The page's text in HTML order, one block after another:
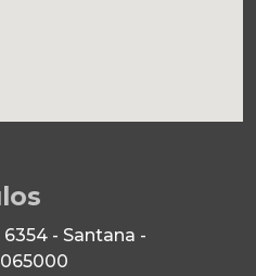
- Santana -